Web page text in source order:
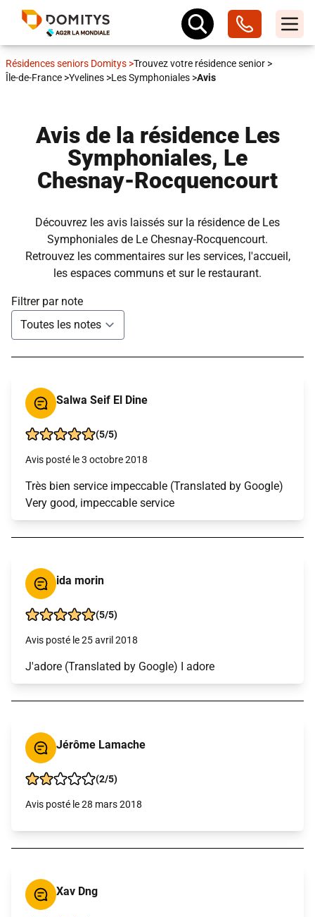
Résidences seniors Domitys >Trouvez votre résidence senior >
Île-de-France >Yvelines >Les Symphoniales >Avis
Avis de la résidence Les
Symphoniales, Le
Chesnay-Rocquencourt
Découvrez les avis laissés sur la résidence de Les
Symphoniales de Le Chesnay-Rocquencourt.
Retrouvez les commentaires sur les services, l'accueil,
les espaces communs et sur le restaurant.
Filtrer par note
Salwa Seif El Dine
(5/5)
Avis posté le 3 octobre 2018
Très bien service impeccable (Translated by Google)
Very good, impeccable service
ida morin
(5/5)
Avis posté le 25 avril 2018
J'adore (Translated by Google) I adore
Jérôme Lamache
(2/5)
Avis posté le 28 mars 2018
Xav Dng